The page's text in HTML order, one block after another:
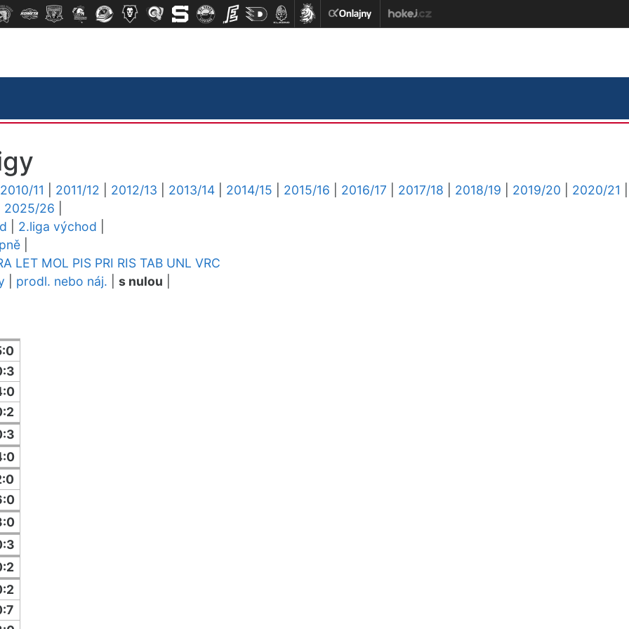
2010/11 2011/12 2012/13 2013/14 2014/15 2015/16 2016/17 2017/18 2018/19 2019/20 2020/21
2025/26
2.liga východ
LET MOL PIS PRI RIS TAB UNL VRC
prodl. nebo náj. s nulou